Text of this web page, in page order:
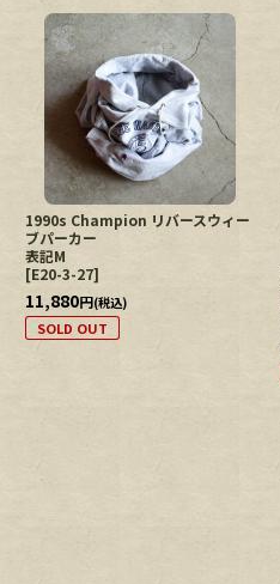
1990s Champion リバースウィー
ブパーカー
表記M
[E20-3-27]
11,880円(税込)
SOLD OUT